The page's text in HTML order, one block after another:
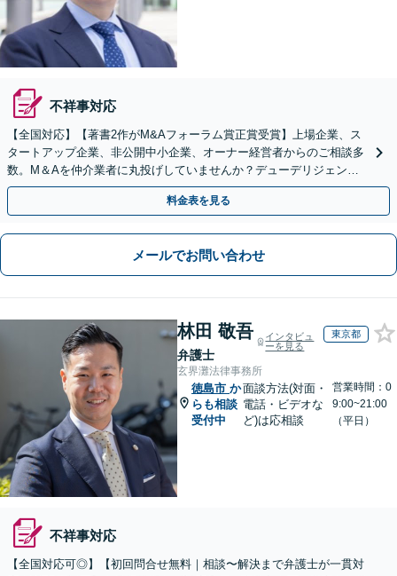
不祥事対応
【全国対応】【著書2作がM&Aフォーラム賞正賞受賞】上場企業、ス
タートアップ企業、非公開中小企業、オーナー経営者からのご相談多
数。M＆Aを仲介業者に丸投げしていませんか？デューデリジェンス
や契約書作成・交渉はお任せください【初回無料】
料金表を見る
メールでお問い合わせ
林田 敬吾
弁護士
インタビュ
ーを見る
東京都
玄界灘法律事務所
徳島市 か
らも相談
受付中
面談方法(対面・
電話・ビデオな
ど)は応相談
営業時間：0
9:00~21:00
（平日）
不祥事対応
【全国対応可◎】【初回問合せ無料｜相談〜解決まで弁護士が一貫対